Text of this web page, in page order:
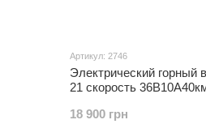
Артикул: 2746
Электрический горный
21 скорость
18 900 грн